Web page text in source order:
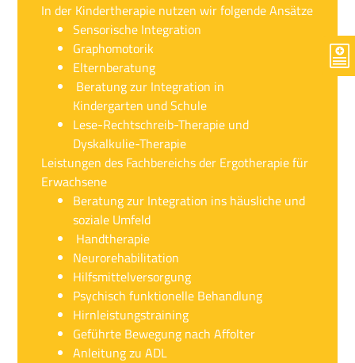
In der Kindertherapie nutzen wir folgende Ansätze
Sensorische Integration
Graphomotorik
Elternberatung
Beratung zur Integration in
Kindergarten und Schule
Lese-Rechtschreib-Therapie und
Dyskalkulie-Therapie
Leistungen des Fachbereichs der Ergotherapie für
Erwachsene
Beratung zur Integration ins häusliche und
soziale Umfeld
Handtherapie
Neurorehabilitation
Hilfsmittelversorgung
Psychisch funktionelle Behandlung
Hirnleistungstraining
Geführte Bewegung nach Affolter
Anleitung zu ADL